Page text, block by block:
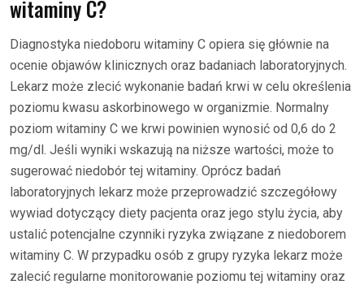
witaminy C?
Diagnostyka niedoboru witaminy C opiera się głównie na
ocenie objawów klinicznych oraz badaniach laboratoryjnych.
Lekarz może zlecić wykonanie badań krwi w celu określenia
poziomu kwasu askorbinowego w organizmie. Normalny
poziom witaminy C we krwi powinien wynosić od 0,6 do 2
mg/dl. Jeśli wyniki wskazują na niższe wartości, może to
sugerować niedobór tej witaminy. Oprócz badań
laboratoryjnych lekarz może przeprowadzić szczegółowy
wywiad dotyczący diety pacjenta oraz jego stylu życia, aby
ustalić potencjalne czynniki ryzyka związane z niedoborem
witaminy C. W przypadku osób z grupy ryzyka lekarz może
zalecić regularne monitorowanie poziomu tej witaminy oraz